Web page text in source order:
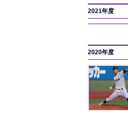
2021年度
2020年度